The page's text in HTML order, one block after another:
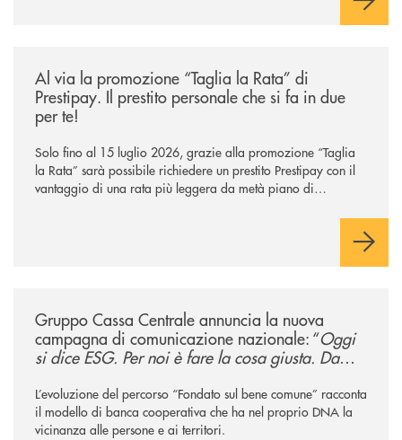
Al via la promozione “Taglia la Rata” di
Prestipay. Il prestito personale che si fa in due
per te!
Solo fino al 15 luglio 2026, grazie alla promozione “Taglia
la Rata” sarà possibile richiedere un prestito Prestipay con il
vantaggio di una rata più leggera da metà piano di
Gruppo Cassa Centrale annuncia la nuova
campagna di comunicazione nazionale: “Oggi
si dice ESG. Per noi è fare la cosa giusta. Da
L’evoluzione del percorso “Fondato sul bene comune” racconta
il modello di banca cooperativa che ha nel proprio DNA la
vicinanza alle persone e ai territori.